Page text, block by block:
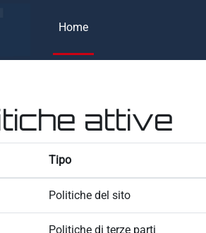
Home
attive
Tipo
Politiche del sito
Politiche di terze parti